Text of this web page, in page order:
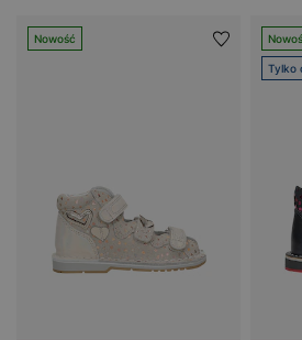
Nowość
Tylko